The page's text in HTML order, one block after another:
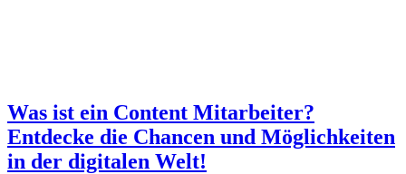
Was ist ein Content Mitarbeiter?
Entdecke die Chancen und Möglichkeiten
in der digitalen Welt!